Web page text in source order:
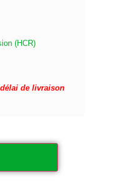
(HCR)
de livraison